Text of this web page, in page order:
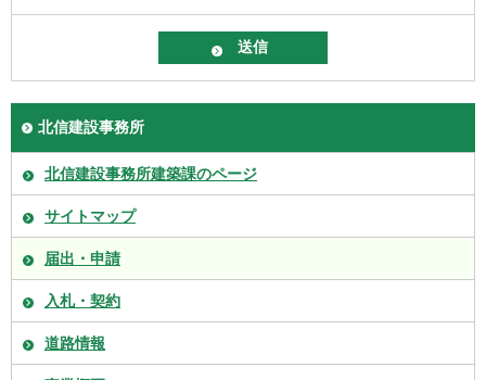
北信建設事務所
北信建設事務所建築課のページ
サイトマップ
届出・申請
入札・契約
道路情報